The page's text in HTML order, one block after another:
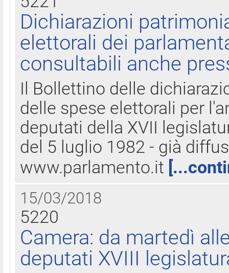
Dichiarazioni
elettorali dei
consultabili anche
Il Bollettino delle
delle spese elettorali per
deputati della XVII
del 5 luglio 1982 - già
www.parlamento.it
15/03/2018
5220
Camera: da martedì
deputati XVIII